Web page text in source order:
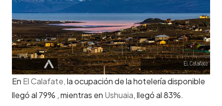
En El Calafate,la ocupación de la hotelería disponible
llegó al 79% , mientras en Ushuaia, llegó al 83%.